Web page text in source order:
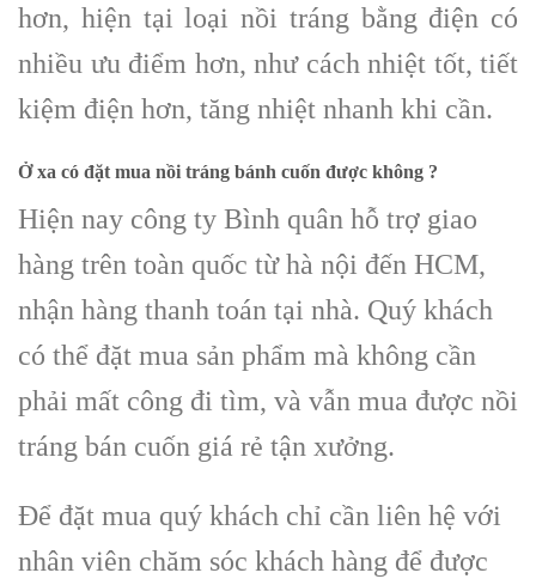
hơn, hiện tại loại nồi tráng bằng điện có
nhiều ưu điểm hơn, như cách nhiệt tốt, tiết
kiệm điện hơn, tăng nhiệt nhanh khi cần.
Ở xa có đặt mua nồi tráng bánh cuốn được không ?
Hiện nay công ty Bình quân hỗ trợ giao
hàng trên toàn quốc từ hà nội đến HCM,
nhận hàng thanh toán tại nhà. Quý khách
có thể đặt mua sản phẩm mà không cần
phải mất công đi tìm, và vẫn mua được nồi
tráng bán cuốn giá rẻ tận xưởng.
Để đặt mua quý khách chỉ cần liên hệ với
nhân viên chăm sóc khách hàng để được